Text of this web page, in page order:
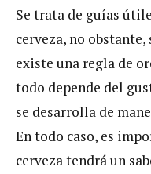
Se trata de guías
cerveza, no
existe una regla de
todo depende del
se desarrolla de
En todo caso, es
cerveza tendrá un